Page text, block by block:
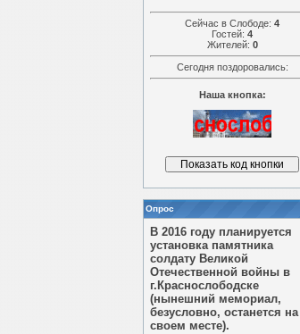
Сейчас в Слободе: 4
Гостей: 4
Жителей: 0
Сегодня поздоровались:
Наша кнопка:
Опрос
В 2016 году планируется
установка памятника
солдату Великой
Отечественной войны в
г.Краснослободске
(нынешний мемориал,
безусловно, останется на
своем месте).